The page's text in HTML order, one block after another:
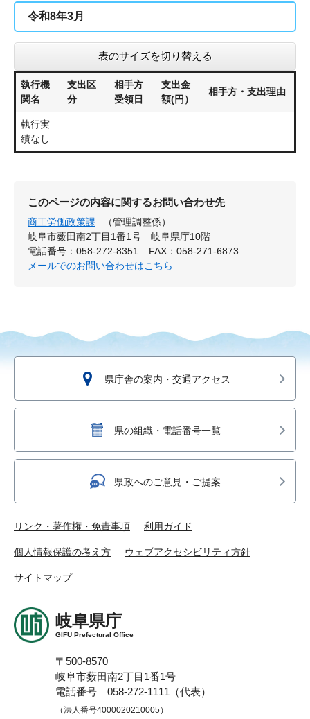
令和8年3月
表のサイズを切り替える
執行機
関名
支出区
分
相手方
受領日
支出金
額(円）
相手方・支出理由
執行実
績なし
このページの内容に関するお問い合わせ先
商工労働政策課
（管理調整係）
岐阜市薮田南2丁目1番1号 岐阜県庁10階
電話番号：058-272-8351
FAX：058-271-6873
メールでのお問い合わせはこちら
県庁舎の案内・交通アクセス
県の組織・電話番号一覧
県政へのご意見・ご提案
リンク・著作権・免責事項 利用ガイド
個人情報保護の考え方 ウェブアクセシビリティ方針
サイトマップ
岐阜県庁
GIFU Prefectural Office
〒500-8570
岐阜市薮田南2丁目1番1号
電話番号 058-272-1111（代表）
（法人番号4000020210005）